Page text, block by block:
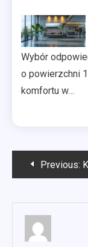
Wybór
o powierzchni
komfortu w…
Previous: